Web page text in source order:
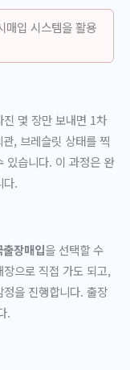
매입 시스템을 활용
몇 장만 보내면 1차
, 브레슬릿 상태를 찍
있습니다. 이 과정은 완
다.
장매입을 선택할 수
으로 직접 가도 되고,
을 진행합니다. 출장
.